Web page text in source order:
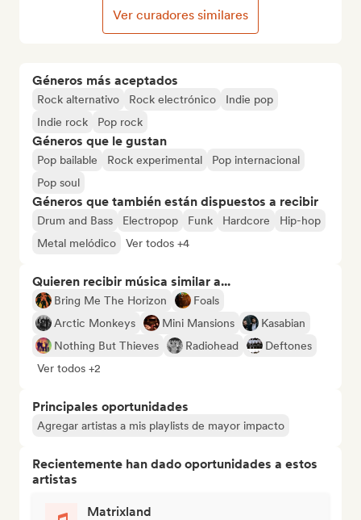
Géneros más aceptados
Rock alternativo Rock electrónico
Indie pop
Indie rock
Pop rock
Géneros que le gustan
Pop bailable Rock experimental
Pop internacional
Pop soul
Géneros que también están dispuestos a recibir
Drum and Bass Electropop Funk Hardcore
Hip-hop
Metal melódico
Ver todos +4
Quieren recibir música similar a...
Bring Me The Horizon
Foals
Arctic Monkeys
Mini Mansions
Kasabian
Nothing But Thieves
Radiohead
Deftones
Ver todos +2
Principales oportunidades
Agregar artistas a mis playlists de mayor impacto
Recientemente han dado oportunidades a estos
artistas
Matrixland
Ver curadores similares